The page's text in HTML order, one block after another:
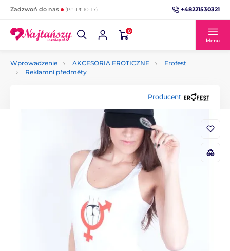
Zadzwoń do nas (Pn-Pt 10-17) +48221530321
0
Menu
Wprowadzenie AKCESORIA EROTICZNE
Erofest
Reklamní předměty
Producent